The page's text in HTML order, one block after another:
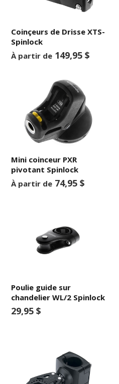
Coinçeurs de Drisse XTS-
Spinlock
À partir de 149,95 $
Mini coinceur PXR
pivotant Spinlock
À partir de 74,95 $
Poulie guide sur
chandelier WL/2 Spinlock
29,95 $